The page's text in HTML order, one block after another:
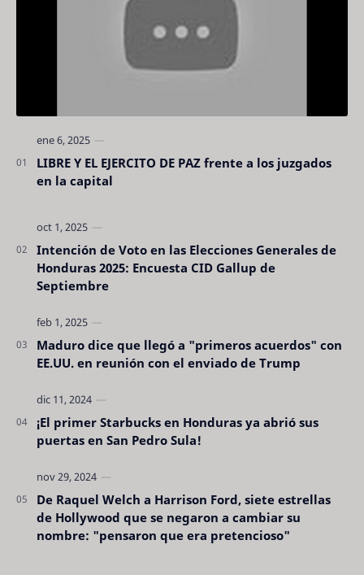
LIBRE Y EL EJERCITO DE PAZ frente a los juzgados
en la capital
Intención de Voto en las Elecciones Generales de
Honduras 2025: Encuesta CID Gallup de
Septiembre
Maduro dice que llegó a "primeros acuerdos" con
EE.UU. en reunión con el enviado de Trump
¡El primer Starbucks en Honduras ya abrió sus
puertas en San Pedro Sula!
De Raquel Welch a Harrison Ford, siete estrellas
de Hollywood que se negaron a cambiar su
nombre: "pensaron que era pretencioso"